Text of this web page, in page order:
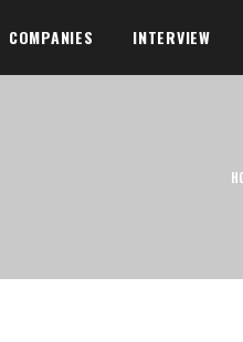
COMPANIES INTERVIEW